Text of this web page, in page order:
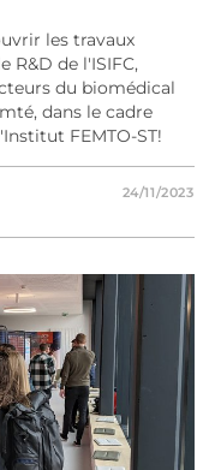
les travaux
R&D de l'ISIFC,
du biomédical
dans le cadre
FEMTO-ST!
24/11/2023